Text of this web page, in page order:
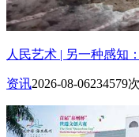
人民艺术 | 另一种感知
资讯2026-08-06234579次